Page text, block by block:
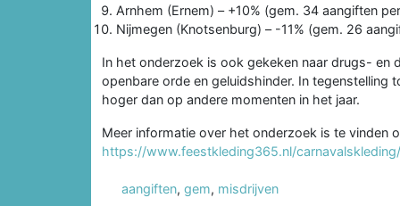
Arnhem (Ernem) – +10% (gem. 34 aangiften
Nijmegen (Knotsenburg) – -11% (gem. 26
In het onderzoek is ook gekeken naar drugs- en
openbare orde en geluidshinder. In tegenstelling
hoger dan op andere momenten in het jaar.
Meer informatie over het onderzoek is te vinden
https://www.feestkleding365.nl/
aangiften, gem, misdrijven